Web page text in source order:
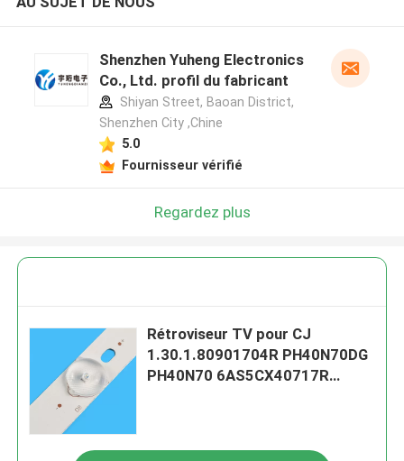
Shenzhen Yuheng Electronics
Co., Ltd. profil du fabricant
Shiyan Street, Baoan District,
Shenzhen City ,Chine
5.0
Fournisseur vérifié
Regardez plus
Rétroviseur TV pour CJ
1.30.1.80901704R PH40N70DG
PH40N70 6AS5CX40717R